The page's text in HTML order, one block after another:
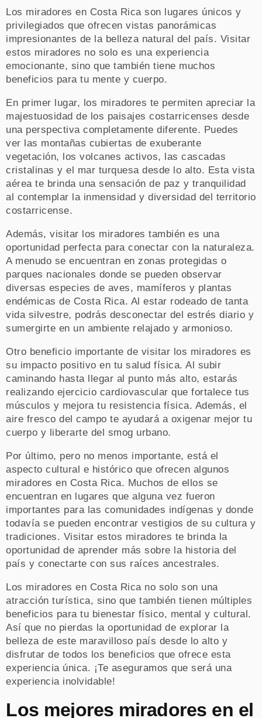
Los miradores en Costa Rica son lugares únicos y
privilegiados que ofrecen vistas panorámicas
impresionantes de la belleza natural del país. Visitar
estos miradores no solo es una experiencia
emocionante, sino que también tiene muchos
beneficios para tu mente y cuerpo.
En primer lugar, los miradores te permiten apreciar la
majestuosidad de los paisajes costarricenses desde
una perspectiva completamente diferente. Puedes
ver las montañas cubiertas de exuberante
vegetación, los volcanes activos, las cascadas
cristalinas y el mar turquesa desde lo alto. Esta vista
aérea te brinda una sensación de paz y tranquilidad
al contemplar la inmensidad y diversidad del territorio
costarricense.
Además, visitar los miradores también es una
oportunidad perfecta para conectar con la naturaleza.
A menudo se encuentran en zonas protegidas o
parques nacionales donde se pueden observar
diversas especies de aves, mamíferos y plantas
endémicas de Costa Rica. Al estar rodeado de tanta
vida silvestre, podrás desconectar del estrés diario y
sumergirte en un ambiente relajado y armonioso.
Otro beneficio importante de visitar los miradores es
su impacto positivo en tu salud física. Al subir
caminando hasta llegar al punto más alto, estarás
realizando ejercicio cardiovascular que fortalece tus
músculos y mejora tu resistencia física. Además, el
aire fresco del campo te ayudará a oxigenar mejor tu
cuerpo y liberarte del smog urbano.
Por último, pero no menos importante, está el
aspecto cultural e histórico que ofrecen algunos
miradores en Costa Rica. Muchos de ellos se
encuentran en lugares que alguna vez fueron
importantes para las comunidades indígenas y donde
todavía se pueden encontrar vestigios de su cultura y
tradiciones. Visitar estos miradores te brinda la
oportunidad de aprender más sobre la historia del
país y conectarte con sus raíces ancestrales.
Los miradores en Costa Rica no solo son una
atracción turística, sino que también tienen múltiples
beneficios para tu bienestar físico, mental y cultural.
Así que no pierdas la oportunidad de explorar la
belleza de este maravilloso país desde lo alto y
disfrutar de todos los beneficios que ofrece esta
experiencia única. ¡Te aseguramos que será una
experiencia inolvidable!
Los mejores miradores en el